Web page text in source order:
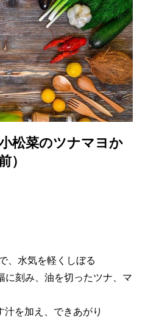
松菜のツナマヨか
）
水気を軽くしぼる
刻み、油を切ったツナ、マ
を加え、できあがり